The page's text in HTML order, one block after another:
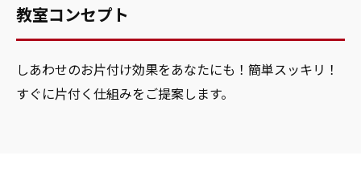
教室コンセプト
しあわせのお片付け効果をあなたにも！簡単スッキリ！
すぐに片付く仕組みをご提案します。